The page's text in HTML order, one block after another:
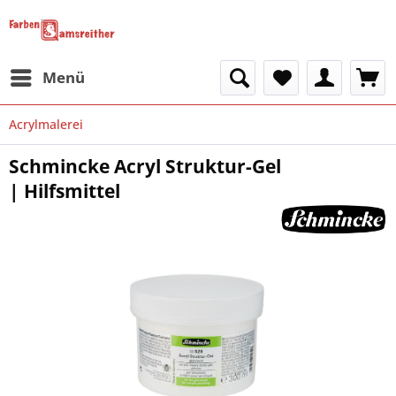
Menü
Acrylmalerei
Schmincke Acryl Struktur-Gel
| Hilfsmittel